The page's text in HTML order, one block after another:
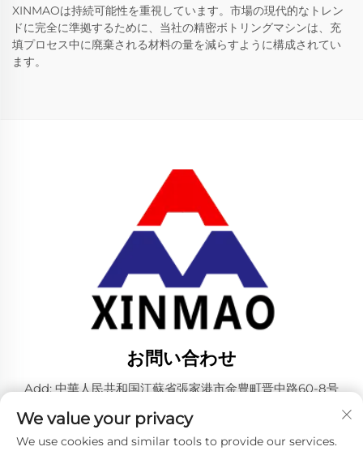
XINMAOは持続可能性を重視しています。市場の現代的なトレン
ドに完全に準拠するために、当社の精密ボトリングマシンは、充
填プロセス中に廃棄される材料の量を減らすように構成されてい
ます。
お問い合わせ
Add: 中華人民共和国江蘇省張家港市金豊町晋中路60-8号
電話番号：+86-18952445692
メールアドレス：[email protected]
We value your privacy
We use cookies and similar tools to provide our services.